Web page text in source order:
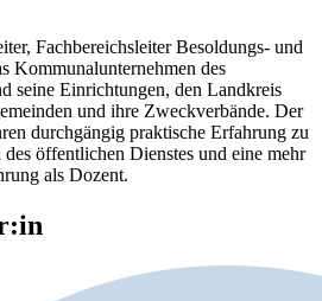
Fachbereichsleiter Besoldungs- und
Kommunalunternehmen des
seine Einrichtungen, den Landkreis
und ihre Zweckverbände. Der
durchgängig praktische Erfahrung zu
öffentlichen Dienstes und eine mehr
als Dozent.